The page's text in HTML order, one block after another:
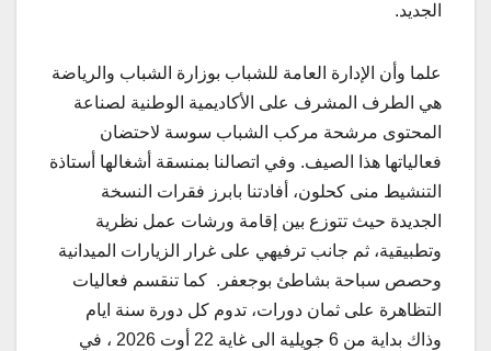
الجديد.
علما وأن الإدارة العامة للشباب بوزارة الشباب والرياضة
هي الطرف المشرف على الأكاديمية الوطنية لصناعة
المحتوى مرشحة مركب الشباب سوسة لاحتضان
فعالياتها هذا الصيف. وفي اتصالنا بمنسقة أشغالها أستاذة
التنشيط منى كحلون، أفادتنا بابرز فقرات النسخة
الجديدة حيث تتوزع بين إقامة ورشات عمل نظرية
وتطبيقية، ثم جانب ترفيهي على غرار الزيارات الميدانية
وحصص سباحة بشاطئ بوجعفر. كما تنقسم فعاليات
التظاهرة على ثمان دورات، تدوم كل دورة سنة ايام
وذاك بداية من 6 جويلية الى غاية 22 أوت 2026 ، في